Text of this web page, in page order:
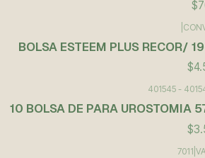
BOLSA ESTEEM PLUS
401545 -
10 BOLSA DE PARA
7011